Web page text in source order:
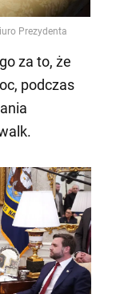
za to, że
podczas